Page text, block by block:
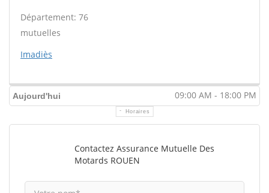
Département: 76
mutuelles
Imadiès
Aujourd'hui 09:00 AM - 18:00 PM
Horaires
Contactez Assurance Mutuelle Des
Motards ROUEN